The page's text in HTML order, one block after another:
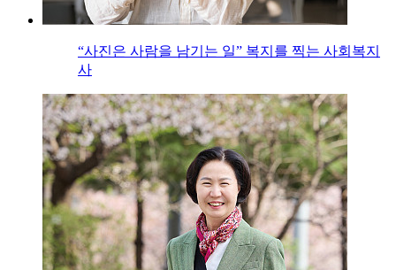
“사진은 사람을 남기는 일” 복지를 찍는 사회복지
사